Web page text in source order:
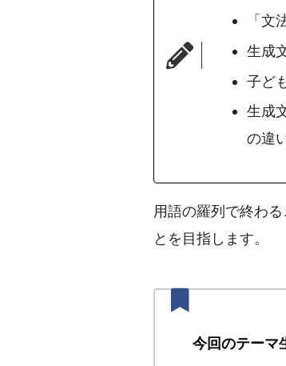
「文
生成
子ど
生成
の違
用語の羅列で終わ
とを目指します。
今回のテーマ